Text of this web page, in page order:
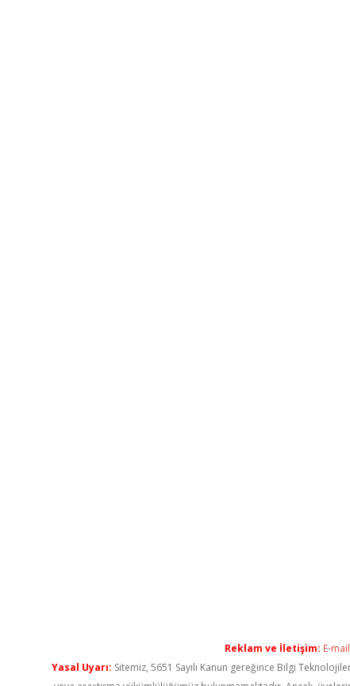
Reklam ve İletişim: E-
Yasal Uyarı: Sitemiz, 5651 Sayılı Kanun gereğince Bilgi